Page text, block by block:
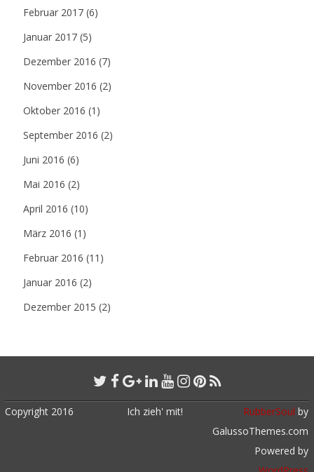
Februar 2017 (6)
Januar 2017 (5)
Dezember 2016 (7)
November 2016 (2)
Oktober 2016 (1)
September 2016 (2)
Juni 2016 (6)
Mai 2016 (2)
April 2016 (10)
März 2016 (1)
Februar 2016 (11)
Januar 2016 (2)
Dezember 2015 (2)
Copyright 2016 Ich zieh' mit! RubberSoul by
GalussoThemes.com
Powered by